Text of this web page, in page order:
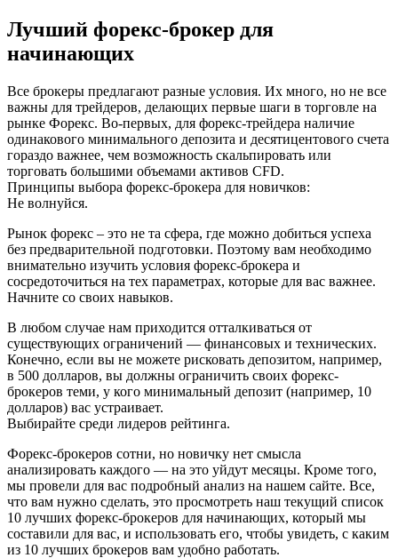
Лучший форекс-брокер для
начинающих
Все брокеры предлагают разные условия. Их много, но не все
важны для трейдеров, делающих первые шаги в торговле на
рынке Форекс. Во-первых, для форекс-трейдера наличие
одинакового минимального депозита и десятицентового счета
гораздо важнее, чем возможность скальпировать или
торговать большими объемами активов CFD.
Принципы выбора форекс-брокера для новичков:
Не волнуйся.
Рынок форекс – это не та сфера, где можно добиться успеха
без предварительной подготовки. Поэтому вам необходимо
внимательно изучить условия форекс-брокера и
сосредоточиться на тех параметрах, которые для вас важнее.
Начните со своих навыков.
В любом случае нам приходится отталкиваться от
существующих ограничений — финансовых и технических.
Конечно, если вы не можете рисковать депозитом, например,
в 500 долларов, вы должны ограничить своих форекс-
брокеров теми, у кого минимальный депозит (например, 10
долларов) вас устраивает.
Выбирайте среди лидеров рейтинга.
Форекс-брокеров сотни, но новичку нет смысла
анализировать каждого — на это уйдут месяцы. Кроме того,
мы провели для вас подробный анализ на нашем сайте. Все,
что вам нужно сделать, это просмотреть наш текущий список
10 лучших форекс-брокеров для начинающих, который мы
составили для вас, и использовать его, чтобы увидеть, с каким
из 10 лучших брокеров вам удобно работать.